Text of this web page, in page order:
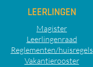
LEERLINGEN
Magister
Leerlingenraad
Reglementen/huisregels
Vakantierooster